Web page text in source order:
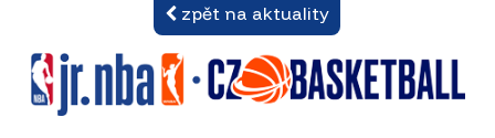
zpět na aktuality